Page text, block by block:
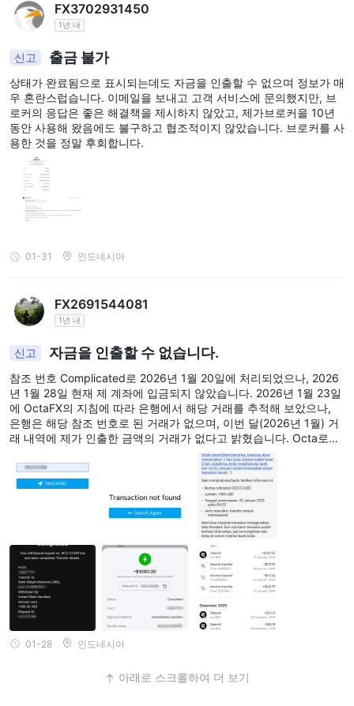
FX3702931450
1년 내
신고 출금 불가
상태가 완료됨으로 표시되는데도 자금을 인출할 수 없으며 정보가 매
우 혼란스럽습니다. 이메일을 보내고 고객 서비스에 문의했지만, 브
로커의 응답은 좋은 해결책을 제시하지 않았고, 제가브로커을 10년
동안 사용해 왔음에도 불구하고 협조적이지 않았습니다. 브로커를 사
용한 것을 정말 후회합니다.
01-31 인도네시아
FX2691544081
1년 내
신고 자금을 인출할 수 없습니다.
참조 번호 Complicated로 2026년 1월 20일에 처리되었으나, 2026
년 1월 28일 현재 제 계좌에 입금되지 않았습니다. 2026년 1월 23일
에 OctaFX의 지침에 따라 은행에서 해당 거래를 추적해 보았으나,
은행은 해당 참조 번호로 된 거래가 없으며, 이번 달(2026년 1월) 거
래 내역에 제가 인출한 금액의 거래가 없다고 밝혔습니다. Octa로부
터 받은 유일한 정보는 다음과 같습니다: 해당 사건은 추가 조사 중입
니다? 그러나 현재까지 해결책은 없습니다.
01-28 인도네시아
아래로 스크롤하여 더 보기